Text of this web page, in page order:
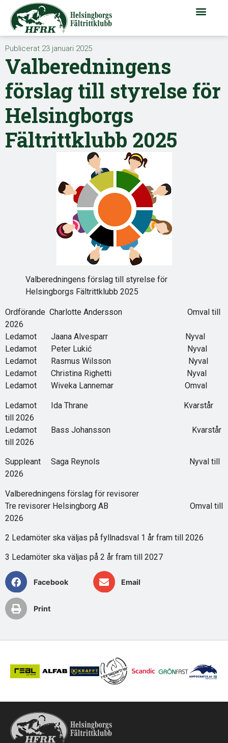
Publicerat 23 januari 2025
Valberedningens
förslag till styrelse för
Helsingborgs
Fältrittklubb 2025
Valberedningens förslag till styrelse för
Helsingborgs Fältrittklubb 2025
Ordförande Charlotte Andersson Omval till
2026
Ledamot Jaana Alvesparr Nyval
Ledamot Peter Lukić Nyval
Ledamot Rasmus Wilsson Nyval
Ledamot Christina Righetti Nyval
Ledamot Wiveka Lannemar Omval
Ledamot Ida Thrane Kvarstår
till 2026
Ledamot Bass Johansson Kvarstår
till 2026
Suppleant Saga Reynols Nyval till
2026
Valberedningens förslag för revisorer
Tre revisorer Helsingborg AB Omval till
2026
2 Ledamöter ska väljas på fyllnadsval 1 år fram till 2026
3 Ledamöter ska väljas på 2 år fram till 2027
Facebook Email
Print